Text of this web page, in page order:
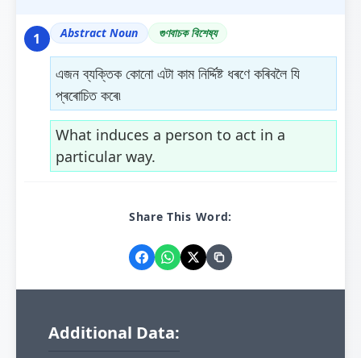
1 Abstract Noun গুণবাচক বিশেষ্য
এজন ব্যক্তিক কোনো এটা কাম নিৰ্দ্দিষ্ট ধৰণে কৰিবলৈ যি
প্ৰৰোচিত কৰে৷
What induces a person to act in a
particular way.
Share This Word:
Additional Data: